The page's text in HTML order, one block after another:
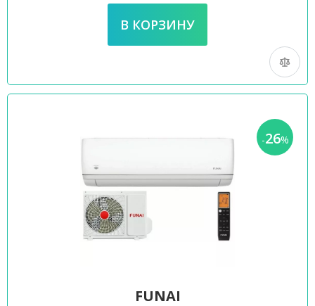
-26%
FUNAI